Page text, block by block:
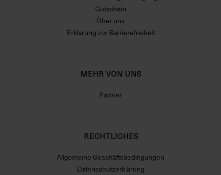
Gutschein
Über uns
Erklärung zur Barrierefreiheit
MEHR VON UNS
Partner
RECHTLICHES
Allgemeine Geschäftsbedingungen
Datenschutzerklärung